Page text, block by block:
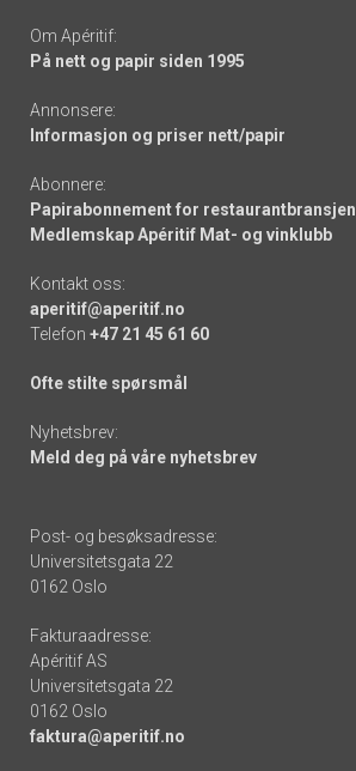
Om Apéritif:
På nett og papir siden 1995
Annonsere:
Informasjon og priser nett/papir
Abonnere:
Papirabonnement for restaurantbransjen
Medlemskap Apéritif Mat- og vinklubb
Kontakt oss:
aperitif@aperitif.no
Telefon +47 21 45 61 60
Ofte stilte spørsmål
Nyhetsbrev:
Meld deg på våre nyhetsbrev
Post- og besøksadresse:
Universitetsgata 22
0162 Oslo
Fakturaadresse:
Apéritif AS
Universitetsgata 22
0162 Oslo
faktura@aperitif.no